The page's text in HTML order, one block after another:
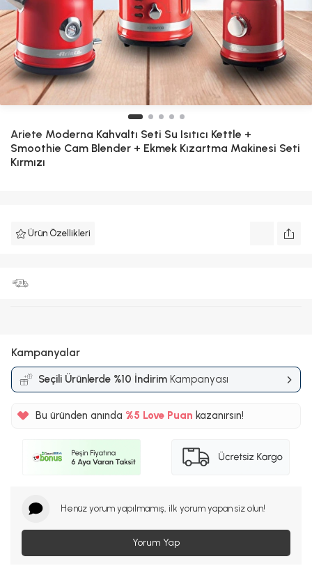
Ariete Moderna Kahvaltı Seti Su Isıtıcı Kettle +
Smoothie Cam Blender + Ekmek Kızartma Makinesi Seti
Kırmızı
Ürün Özellikleri
Kampanyalar
Seçili Ürünlerde %10 İndirim Kampanyası
Bu üründen anında %5
%5
Love Puan kazanırsın!
Henüz yorum yapılmamış, ilk yorum yapan siz olun!
Yorum Yap